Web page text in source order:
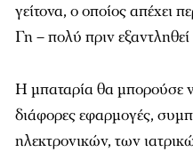
γείτονα, ο οποίος απέχει
Γη – πολύ πριν
Η μπαταρία θα μπορούσε
διάφορες εφαρμογές,
ηλεκτρονικών, των